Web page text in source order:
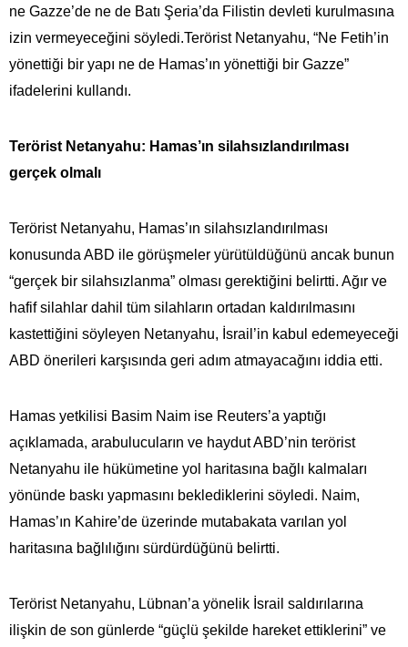
ne Gazze’de ne de Batı Şeria’da Filistin devleti kurulmasına
izin vermeyeceğini söyledi.Terörist Netanyahu, “Ne Fetih’in
yönettiği bir yapı ne de Hamas’ın yönettiği bir Gazze”
ifadelerini kullandı.
Terörist Netanyahu: Hamas’ın silahsızlandırılması
gerçek olmalı
Terörist Netanyahu, Hamas’ın silahsızlandırılması
konusunda ABD ile görüşmeler yürütüldüğünü ancak bunun
“gerçek bir silahsızlanma” olması gerektiğini belirtti. Ağır ve
hafif silahlar dahil tüm silahların ortadan kaldırılmasını
kastettiğini söyleyen Netanyahu, İsrail’in kabul edemeyeceği
ABD önerileri karşısında geri adım atmayacağını iddia etti.
Hamas yetkilisi Basim Naim ise Reuters’a yaptığı
açıklamada, arabulucuların ve haydut ABD’nin terörist
Netanyahu ile hükümetine yol haritasına bağlı kalmaları
yönünde baskı yapmasını beklediklerini söyledi. Naim,
Hamas’ın Kahire’de üzerinde mutabakata varılan yol
haritasına bağlılığını sürdürdüğünü belirtti.
Terörist Netanyahu, Lübnan’a yönelik İsrail saldırılarına
ilişkin de son günlerde “güçlü şekilde hareket ettiklerini” ve